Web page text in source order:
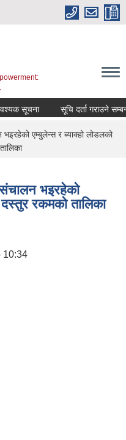
सूचना सूचि दर्ता गराउने
एम्बुलेन्स र ब्याक्हो लोडलको
भइरहेको
रकमको तालिका
10:34